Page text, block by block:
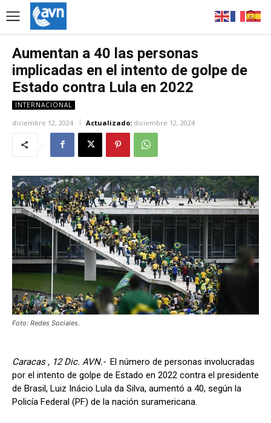
Aumentan a 40 las personas
implicadas en el intento de golpe de
Estado contra Lula en 2022
INTERNACIONAL
diciembre 12, 2024 Actualizado: diciembre 12, 2024
Foto: Redes Sociales.
Caracas , 12 Dic. AVN.- El número de personas involucradas
por el intento de golpe de Estado en 2022 contra el presidente
de Brasil, Luiz Inácio Lula da Silva, aumentó a 40, según la
Policía Federal (PF) de la nación suramericana.